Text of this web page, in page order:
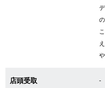
GINZA
GINZA RASINの中古腕時計
スタッフフォト
店頭受取 -